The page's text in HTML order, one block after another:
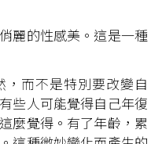
麗的性感美。這是一種
，而不是特別要改變自
些人可能覺得自己年復
麼覺得。有了年齡，累